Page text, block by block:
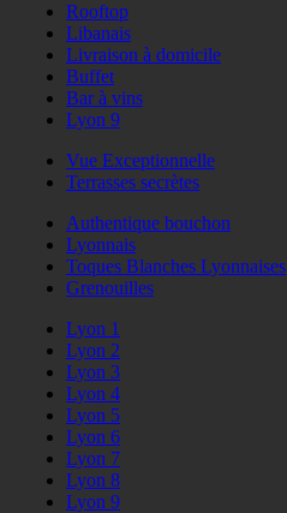
Rooftop
Libanais
Livraison à domicile
Buffet
Bar à vins
Lyon 9
Vue Exceptionnelle
Terrasses secrètes
Authentique bouchon
Lyonnais
Toques Blanches Lyonnaises
Grenouilles
Lyon 1
Lyon 2
Lyon 3
Lyon 4
Lyon 5
Lyon 6
Lyon 7
Lyon 8
Lyon 9